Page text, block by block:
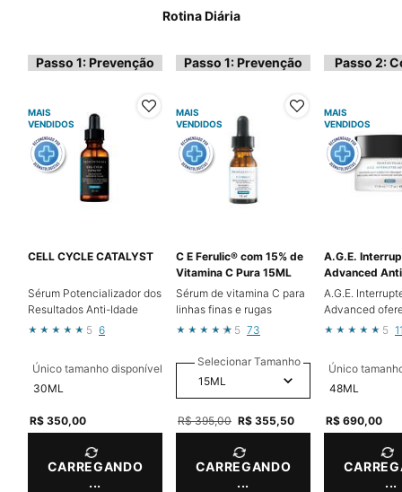
Rotina Diária
Passo 1: Prevenção
MAIS
VENDIDOS
CELL CYCLE CATALYST
Sérum Potencializador dos
Resultados Anti-Idade
5 6
Único tamanho disponível
30ML
R$ 350,00
CARREGANDO
...
Passo 1: Prevenção
MAIS
VENDIDOS
C E Ferulic® com 15% de
Vitamina C Pura 15ML
Sérum de vitamina C para
linhas finas e rugas
5 73
Selecionar Tamanho
Old price
R$ 395,00 New price
R$ 355,50
CARREGANDO
...
Passo 2:
MAIS
VENDIDOS
A.G.E.
Advanced
Alta Potência
A.G.E.
Advanced
resultados
tratando cinco
rugas
5
Único
48ML
R$ 690,00
...